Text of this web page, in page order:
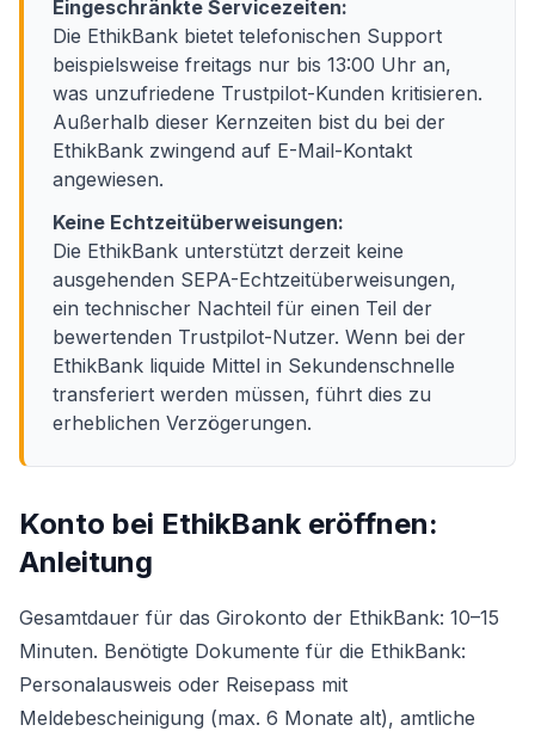
Eingeschränkte Servicezeiten:
Die EthikBank bietet telefonischen Support
beispielsweise freitags nur bis 13:00 Uhr an,
was unzufriedene Trustpilot-Kunden kritisieren.
Außerhalb dieser Kernzeiten bist du bei der
EthikBank zwingend auf E-Mail-Kontakt
angewiesen.
Keine Echtzeitüberweisungen:
Die EthikBank unterstützt derzeit keine
ausgehenden SEPA-Echtzeitüberweisungen,
ein technischer Nachteil für einen Teil der
bewertenden Trustpilot-Nutzer. Wenn bei der
EthikBank liquide Mittel in Sekundenschnelle
transferiert werden müssen, führt dies zu
erheblichen Verzögerungen.
Konto bei EthikBank eröffnen:
Anleitung
Gesamtdauer für das Girokonto der EthikBank: 10–15
Minuten. Benötigte Dokumente für die EthikBank:
Personalausweis oder Reisepass mit
Meldebescheinigung (max. 6 Monate alt), amtliche